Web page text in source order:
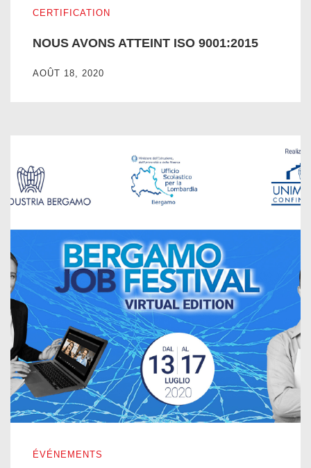
CERTIFICATION
NOUS AVONS ATTEINT ISO 9001:2015
AOÛT 18, 2020
ÉVÉNEMENTS